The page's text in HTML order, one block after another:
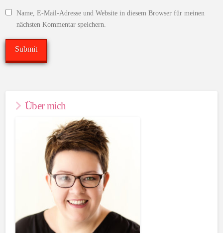
Name, E-Mail-Adresse und Website in diesem Browser für meinen
nächsten Kommentar speichern.
Über mich